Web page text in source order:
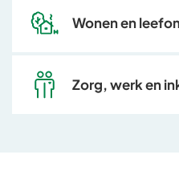
Wonen en
Zorg, werk en